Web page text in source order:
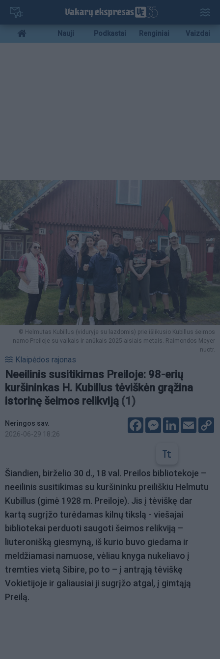
Pereiti
pagrindinį
turinį
Mobile
menu
Nauji Podkastai Renginiai Vaizdai
© Helmutas Kubillus (viduryje su lazdomis) prie išlikusio Kubillus šeimos
namo Preiloje su vaikais ir anūkais 2025-aisiais metais. Raimondos Meyer
nuotr.
Klaipėdos rajonas
Neeilinis susitikimas Preiloje: 98-erių
kuršininkas H. Kubillus tėviškėn grąžina
istorinę šeimos relikviją (1)
Neringos sav.
2026-06-29 18:26
FacebookMessenger
LinkedIn
Email
Šiandien, birželio 30 d., 18 val. Preilos bibliotekoje –
neeilinis susitikimas su kuršininku preiliškiu Helmutu
Kubillus (gimė 1928 m. Preiloje). Jis į tėviškę dar
kartą sugrįžo turėdamas kilnų tikslą - viešajai
bibliotekai perduoti saugoti šeimos relikviją –
liuteronišką giesmyną, iš kurio buvo giedama ir
meldžiamasi namuose, vėliau knyga nukeliavo į
tremties vietą Sibire, po to – į antrąją tėviškę
Vokietijoje ir galiausiai ji sugrįžo atgal, į gimtąją
Preilą.